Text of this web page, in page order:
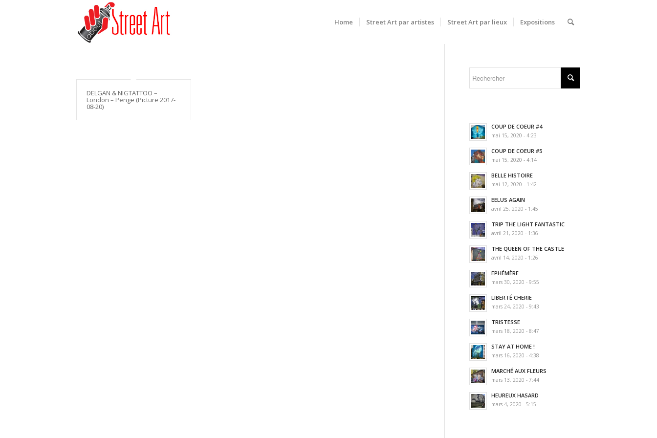
Home Street Art par artistes Street Art par lieux Expositions
DELGAN & NIGTATTOO –
London – Penge (Picture 2017-
08-20)
COUP DE COEUR #4
mai 15, 2020 - 4:23
COUP DE COEUR #5
mai 15, 2020 - 4:14
BELLE HISTOIRE
mai 12, 2020 - 1:42
EELUS AGAIN
avril 25, 2020 - 1:45
TRIP THE LIGHT FANTASTIC
avril 21, 2020 - 1:36
THE QUEEN OF THE CASTLE
avril 14, 2020 - 1:26
EPHÉMÈRE
mars 30, 2020 - 9:55
LIBERTÉ CHERIE
mars 24, 2020 - 9:43
TRISTESSE
mars 18, 2020 - 8:47
STAY AT HOME !
mars 16, 2020 - 4:38
MARCHÉ AUX FLEURS
mars 13, 2020 - 7:44
HEUREUX HASARD
mars 4, 2020 - 5:15